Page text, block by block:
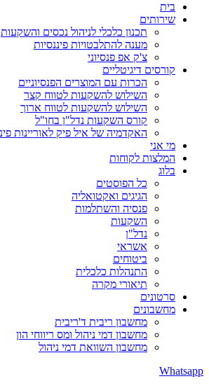
בית
שירותים
תכנון כלכלי לניהול נכסים והשקעות
מענה להתלבטויות פיננסיות
צ'ק אפ פנסיוני
קורסים דיגיטליים
הכרות עם המוצרים הפנסיוניים
השילוש להשקעות לטווח קצר
השילוש להשקעות לטווח ארוך
קורס השקעות נדל"ן בחו"ל
האקדמיה של איל פיק לאוריינות
מי אני
המלצות לקוחות
בלוג
כל הפוסטים
הגיגים ואקטואליה
פנסיה והשתלמות
השקעות
נדל"ן
אשראי
ביטוחים
התנהלות כלכלית
תיאורי מקרה
סרטונים
מחשבונים
מחשבון ריבית ד'ריבית
מחשבון דמי ניהול ומס ריווחי הון
מחשבון השוואת דמי ניהול
Whatsapp